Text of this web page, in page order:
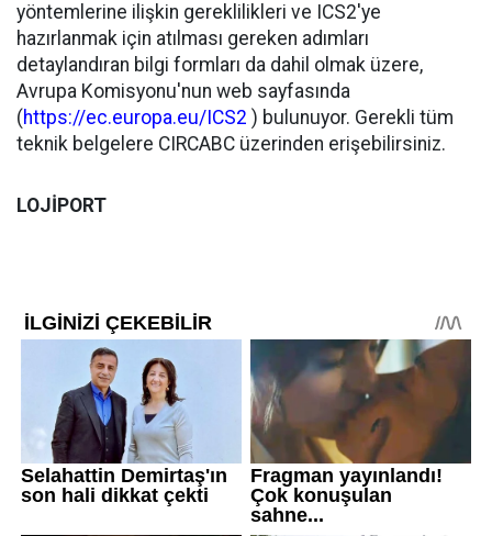
yöntemlerine ilişkin gereklilikleri ve ICS2'ye
hazırlanmak için atılması gereken adımları
detaylandıran bilgi formları da dahil olmak üzere,
Avrupa Komisyonu'nun web sayfasında
(https://ec.europa.eu/ICS2 ) bulunuyor. Gerekli tüm
teknik belgelere CIRCABC üzerinden erişebilirsiniz.
LOJİPORT